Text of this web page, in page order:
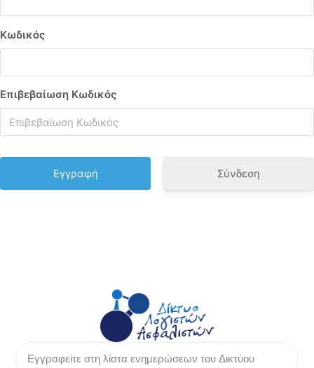
Κωδικός
Επιβεβαίωση Κωδικός
Σύνδεση